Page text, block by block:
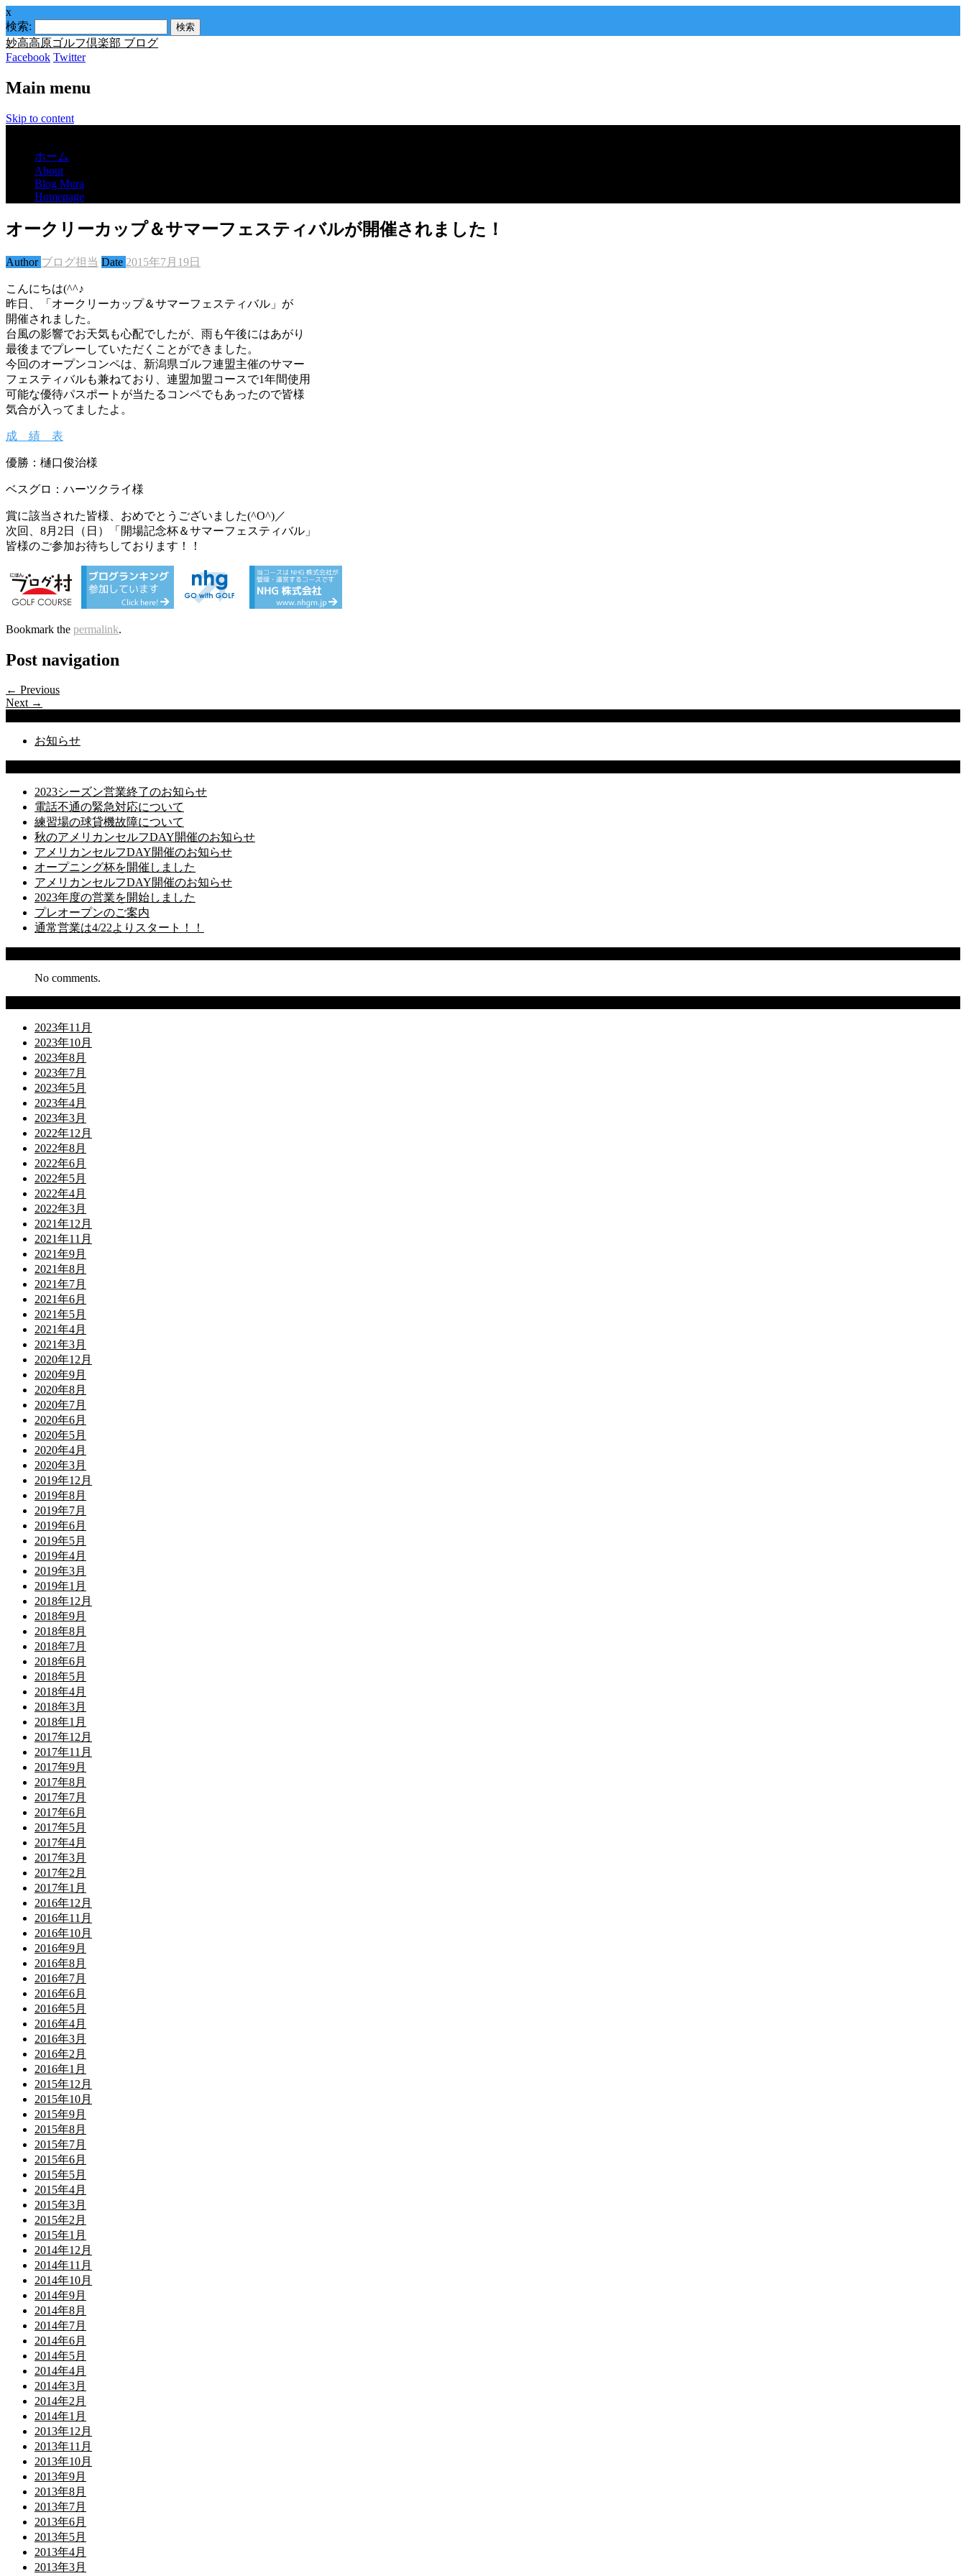
x
検索:
妙高高原ゴルフ倶楽部 ブログ
Facebook Twitter
Main menu
Skip to content
ホーム
About
Blog Mura
Homepage
オークリーカップ＆サマーフェスティバルが開催されました！
Author ブログ担当 Date 2015年7月19日
こんにちは(^^♪
昨日、「オークリーカップ＆サマーフェスティバル」が
開催されました。
台風の影響でお天気も心配でしたが、雨も午後にはあがり
最後までプレーしていただくことができました。
今回のオープンコンペは、新潟県ゴルフ連盟主催のサマー
フェスティバルも兼ねており、連盟加盟コースで1年間使用
可能な優待パスポートが当たるコンペでもあったので皆様
気合が入ってましたよ。
成 績 表
優勝：樋口俊治様
ベスグロ：ハーツクライ様
賞に該当された皆様、おめでとうございました(^O^)／
次回、8月2日（日）「開場記念杯＆サマーフェスティバル」
皆様のご参加お待ちしております！！
Bookmark the permalink.
Post navigation
← Previous
Next →
お知らせ
2023シーズン営業終了のお知らせ
電話不通の緊急対応について
練習場の球貸機故障について
秋のアメリカンセルフDAY開催のお知らせ
アメリカンセルフDAY開催のお知らせ
オープニング杯を開催しました
アメリカンセルフDAY開催のお知らせ
2023年度の営業を開始しました
プレオープンのご案内
通常営業は4/22よりスタート！！
No comments.
2023年11月
2023年10月
2023年8月
2023年7月
2023年5月
2023年4月
2023年3月
2022年12月
2022年8月
2022年6月
2022年5月
2022年4月
2022年3月
2021年12月
2021年11月
2021年9月
2021年8月
2021年7月
2021年6月
2021年5月
2021年4月
2021年3月
2020年12月
2020年9月
2020年8月
2020年7月
2020年6月
2020年5月
2020年4月
2020年3月
2019年12月
2019年8月
2019年7月
2019年6月
2019年5月
2019年4月
2019年3月
2019年1月
2018年12月
2018年9月
2018年8月
2018年7月
2018年6月
2018年5月
2018年4月
2018年3月
2018年1月
2017年12月
2017年11月
2017年9月
2017年8月
2017年7月
2017年6月
2017年5月
2017年4月
2017年3月
2017年2月
2017年1月
2016年12月
2016年11月
2016年10月
2016年9月
2016年8月
2016年7月
2016年6月
2016年5月
2016年4月
2016年3月
2016年2月
2016年1月
2015年12月
2015年10月
2015年9月
2015年8月
2015年7月
2015年6月
2015年5月
2015年4月
2015年3月
2015年2月
2015年1月
2014年12月
2014年11月
2014年10月
2014年9月
2014年8月
2014年7月
2014年6月
2014年5月
2014年4月
2014年3月
2014年2月
2014年1月
2013年12月
2013年11月
2013年10月
2013年9月
2013年8月
2013年7月
2013年6月
2013年5月
2013年4月
2013年3月